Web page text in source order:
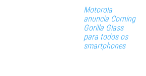
Motorola
anuncia Corning
Gorilla Glass
para todos os
smartphones